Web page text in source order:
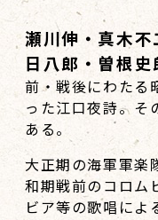
瀬川伸・真木
日八郎・曽根史
前・戦後にわたる
った江口夜詩。そ
ある。
大正期の海軍軍楽
和期戦前のコロム
ビア等の歌唱によ